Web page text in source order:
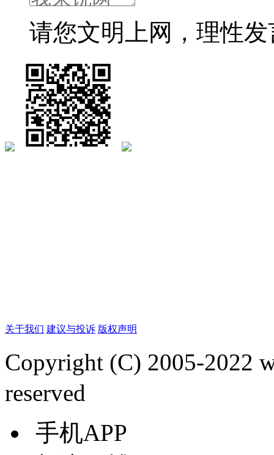
请您文明上网，理性
关于我们 建议与投诉 版权声明
Copyright (C) 2005-2022
reserved
手机APP